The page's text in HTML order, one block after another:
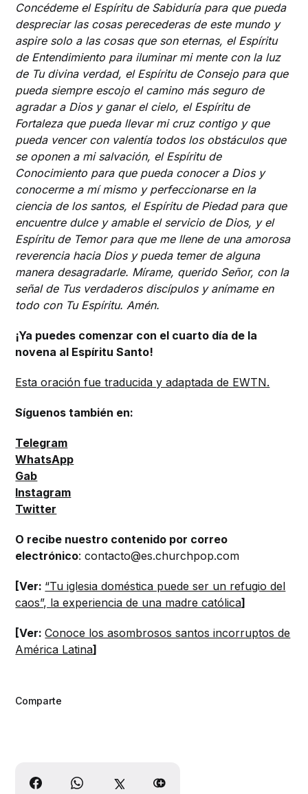
Concédeme el Espíritu de Sabiduría para que pueda
despreciar las cosas perecederas de este mundo y
aspire solo a las cosas que son eternas, el Espíritu
de Entendimiento para iluminar mi mente con la luz
de Tu divina verdad, el Espíritu de Consejo para que
pueda siempre escojo el camino más seguro de
agradar a Dios y ganar el cielo, el Espíritu de
Fortaleza que pueda llevar mi cruz contigo y que
pueda vencer con valentía todos los obstáculos que
se oponen a mi salvación, el Espíritu de
Conocimiento para que pueda conocer a Dios y
conocerme a mí mismo y perfeccionarse en la
ciencia de los santos, el Espíritu de Piedad para que
encuentre dulce y amable el servicio de Dios, y el
Espíritu de Temor para que me llene de una amorosa
reverencia hacia Dios y pueda temer de alguna
manera desagradarle. Mírame, querido Señor, con la
señal de Tus verdaderos discípulos y anímame en
todo con Tu Espíritu. Amén.
¡Ya puedes comenzar con el cuarto día de la
novena al Espíritu Santo!
Esta oración fue traducida y adaptada de EWTN.
Síguenos también en:
Telegram
WhatsApp
Gab
Instagram
Twitter
O recibe nuestro contenido por correo
electrónico: contacto@es.churchpop.com
[Ver: “Tu iglesia doméstica puede ser un refugio del
caos”, la experiencia de una madre católica]
[Ver:Conoce los asombrosos santos incorruptos de
América Latina]
Comparte